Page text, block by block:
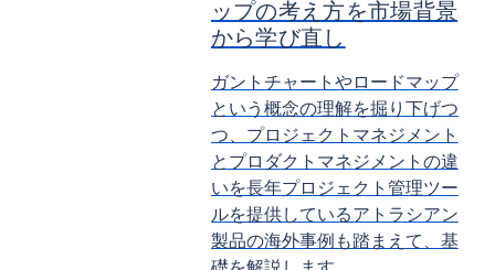
ップの考え方を市場背景
から学び直し
ガントチャートやロードマップ
という概念の理解を掘り下げつ
つ、プロジェクトマネジメント
とプロダクトマネジメントの違
いを長年プロジェクト管理ツー
ルを提供しているアトラシアン
製品の海外事例も踏まえて、基